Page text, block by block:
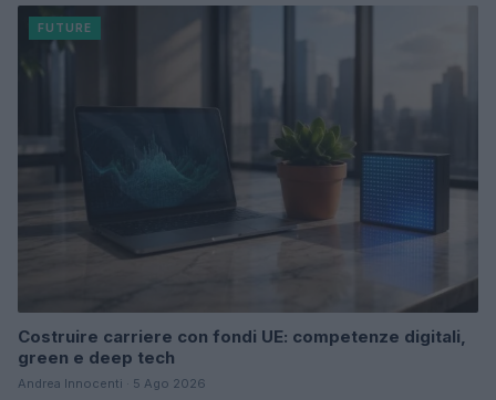
FUTURE
Costruire carriere con fondi UE: competenze digitali,
green e deep tech
Andrea Innocenti · 5 Ago 2026